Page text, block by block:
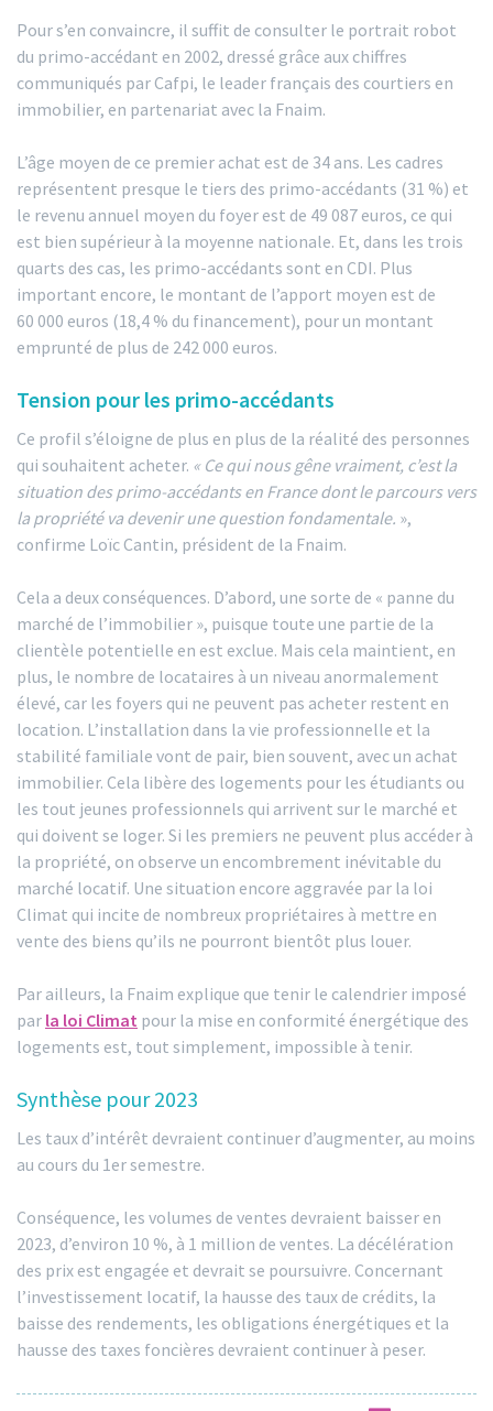
Pour s’en convaincre, il suffit de consulter le portrait robot
du primo-accédant en 2002, dressé grâce aux chiffres
communiqués par Cafpi, le leader français des courtiers en
immobilier, en partenariat avec la Fnaim.
L’âge moyen de ce premier achat est de 34 ans. Les cadres
représentent presque le tiers des primo-accédants (31 %) et
le revenu annuel moyen du foyer est de 49 087 euros, ce qui
est bien supérieur à la moyenne nationale. Et, dans les trois
quarts des cas, les primo-accédants sont en CDI. Plus
important encore, le montant de l’apport moyen est de
60 000 euros (18,4 % du financement), pour un montant
emprunté de plus de 242 000 euros.
Tension pour les primo-accédants
Ce profil s’éloigne de plus en plus de la réalité des personnes
qui souhaitent acheter. « Ce qui nous gêne vraiment, c’est la
situation des primo-accédants en France dont le parcours vers
la propriété va devenir une question fondamentale. »,
confirme Loïc Cantin, président de la Fnaim.
Cela a deux conséquences. D’abord, une sorte de « panne du
marché de l’immobilier », puisque toute une partie de la
clientèle potentielle en est exclue. Mais cela maintient, en
plus, le nombre de locataires à un niveau anormalement
élevé, car les foyers qui ne peuvent pas acheter restent en
location. L’installation dans la vie professionnelle et la
stabilité familiale vont de pair, bien souvent, avec un achat
immobilier. Cela libère des logements pour les étudiants ou
les tout jeunes professionnels qui arrivent sur le marché et
qui doivent se loger. Si les premiers ne peuvent plus accéder à
la propriété, on observe un encombrement inévitable du
marché locatif. Une situation encore aggravée par la loi
Climat qui incite de nombreux propriétaires à mettre en
vente des biens qu’ils ne pourront bientôt plus louer.
Par ailleurs, la Fnaim explique que tenir le calendrier imposé
par la loi Climat pour la mise en conformité énergétique des
logements est, tout simplement, impossible à tenir.
Synthèse pour 2023
Les taux d’intérêt devraient continuer d’augmenter, au moins
au cours du 1er semestre.
Conséquence, les volumes de ventes devraient baisser en
2023, d’environ 10 %, à 1 million de ventes. La décélération
des prix est engagée et devrait se poursuivre. Concernant
l’investissement locatif, la hausse des taux de crédits, la
baisse des rendements, les obligations énergétiques et la
hausse des taxes foncières devraient continuer à peser.